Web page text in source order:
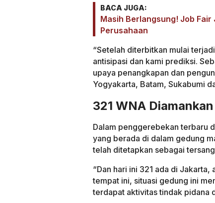
BACA JUGA:
Masih Berlangsung! Job
Perusahaan
“Setelah diterbitkan mulai
antisipasi dan kami prediksi.
upaya penangkapan dan
Yogyakarta, Batam, Sukabumi
321 WNA
Dalam penggerebekan terbaru
yang berada di dalam gedung
telah ditetapkan sebagai
“Dan hari ini 321 ada di
tempat ini, situasi gedung ini
terdapat aktivitas tindak pidana